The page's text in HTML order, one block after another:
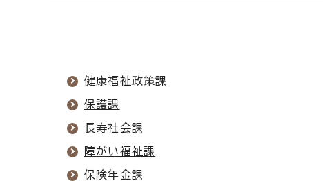
健康福祉政策課
保護課
長寿社会課
障がい福祉課
保険年金課